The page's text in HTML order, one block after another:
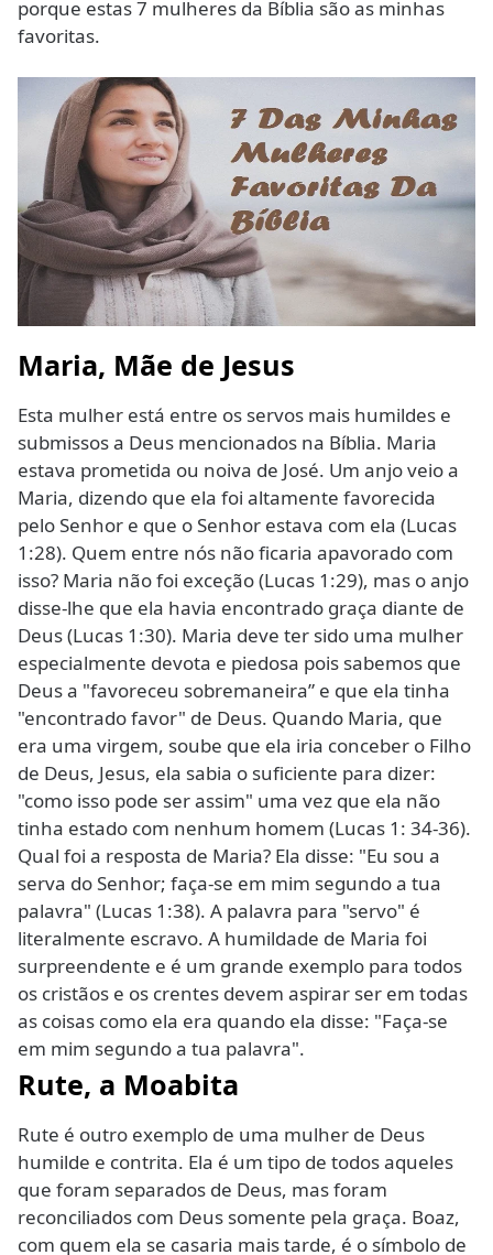
porque estas 7 mulheres da Bíblia são as minhas
favoritas.
Maria, Mãe de Jesus
Esta mulher está entre os servos mais humildes e
submissos a Deus mencionados na Bíblia. Maria
estava prometida ou noiva de José. Um anjo veio a
Maria, dizendo que ela foi altamente favorecida
pelo Senhor e que o Senhor estava com ela (Lucas
1:28). Quem entre nós não ficaria apavorado com
isso? Maria não foi exceção (Lucas 1:29), mas o anjo
disse-lhe que ela havia encontrado graça diante de
Deus (Lucas 1:30). Maria deve ter sido uma mulher
especialmente devota e piedosa pois sabemos que
Deus a "favoreceu sobremaneira” e que ela tinha
"encontrado favor" de Deus. Quando Maria, que
era uma virgem, soube que ela iria conceber o Filho
de Deus, Jesus, ela sabia o suficiente para dizer:
"como isso pode ser assim" uma vez que ela não
tinha estado com nenhum homem (Lucas 1: 34-36).
Qual foi a resposta de Maria? Ela disse: "Eu sou a
serva do Senhor; faça-se em mim segundo a tua
palavra" (Lucas 1:38). A palavra para "servo" é
literalmente escravo. A humildade de Maria foi
surpreendente e é um grande exemplo para todos
os cristãos e os crentes devem aspirar ser em todas
as coisas como ela era quando ela disse: "Faça-se
em mim segundo a tua palavra".
Rute, a Moabita
Rute é outro exemplo de uma mulher de Deus
humilde e contrita. Ela é um tipo de todos aqueles
que foram separados de Deus, mas foram
reconciliados com Deus somente pela graça. Boaz,
com quem ela se casaria mais tarde, é o símbolo de